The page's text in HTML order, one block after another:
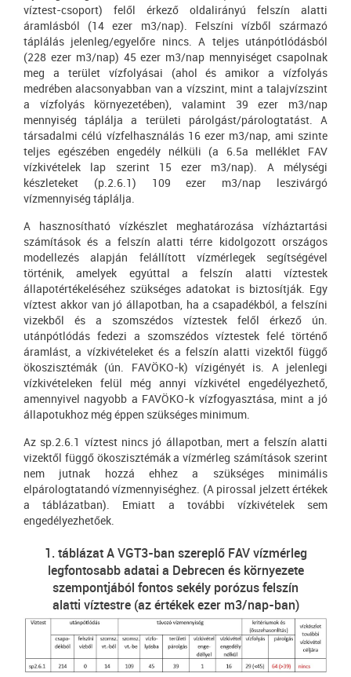
víztest-csoport) felől érkező oldalirányú felszín alatti
áramlásból (14 ezer m3/nap). Felszíni vízből származó
táplálás jelenleg/egyelőre nincs. A teljes utánpótlódásból
(228 ezer m3/nap) 45 ezer m3/nap mennyiséget csapolnak
meg a terület vízfolyásai (ahol és amikor a vízfolyás
medrében alacsonyabban van a vízszint, mint a talajvízszint
a vízfolyás környezetében), valamint 39 ezer m3/nap
mennyiség táplálja a területi párolgást/párologtatást. A
társadalmi célú vízfelhasználás 16 ezer m3/nap, ami szinte
teljes egészében engedély nélküli (a 6.5a melléklet FAV
vízkivételek lap szerint 15 ezer m3/nap). A mélységi
készleteket (p.2.6.1) 109 ezer m3/nap leszivárgó
vízmennyiség táplálja.
A hasznosítható vízkészlet meghatározása vízháztartási
számítások és a felszín alatti térre kidolgozott országos
modellezés alapján felállított vízmérlegek segítségével
történik, amelyek egyúttal a felszín alatti víztestek
állapotértékeléséhez szükséges adatokat is biztosítják. Egy
víztest akkor van jó állapotban, ha a csapadékból, a felszíni
vizekből és a szomszédos víztestek felől érkező ún.
utánpótlódás fedezi a szomszédos víztestek felé történő
áramlást, a vízkivételeket és a felszín alatti vizektől függő
ökoszisztémák (ún. FAVÖKO-k) vízigényét is. A jelenlegi
vízkivételeken felül még annyi vízkivétel engedélyezhető,
amennyivel nagyobb a FAVÖKO-k vízfogyasztása, mint a jó
állapotukhoz még éppen szükséges minimum.
Az sp.2.6.1 víztest nincs jó állapotban, mert a felszín alatti
vizektől függő ökoszisztémák a vízmérleg számítások szerint
nem jutnak hozzá ehhez a szükséges minimális
elpárologtatandó vízmennyiséghez. (A pirossal jelzett értékek
a táblázatban). Emiatt a további vízkivételek sem
engedélyezhetőek.
1. táblázat A VGT3-ban szereplő FAV vízmérleg
legfontosabb adatai a Debrecen és környezete
szempontjából fontos sekély porózus felszín
alatti víztestre (az értékek ezer m3/nap-ban)